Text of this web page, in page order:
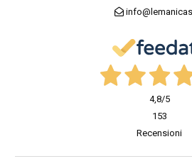
4,8/5
153
Recensioni